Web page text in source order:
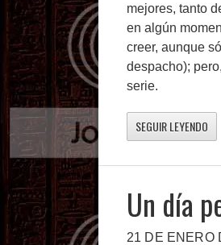
mejores, tanto
en algún
creer, aunque
despacho);
serie.
SEGUIR LEYENDO
Un día
21 DE ENERO